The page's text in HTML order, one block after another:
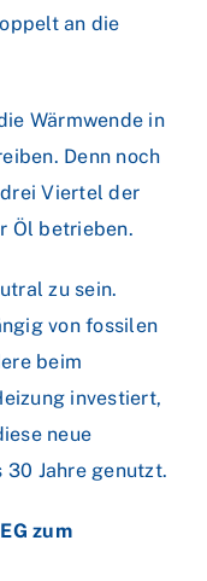
an die
Wärmwende in
Denn noch
Viertel der
Öl betrieben.
zu sein.
von fossilen
beim
investiert,
neue
Jahre genutzt.
zum